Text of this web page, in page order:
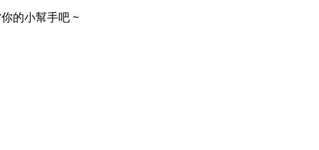
的小幫手吧 ~​